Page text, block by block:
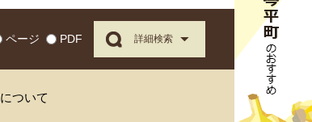
ページ PDF 詳細検索
ついて